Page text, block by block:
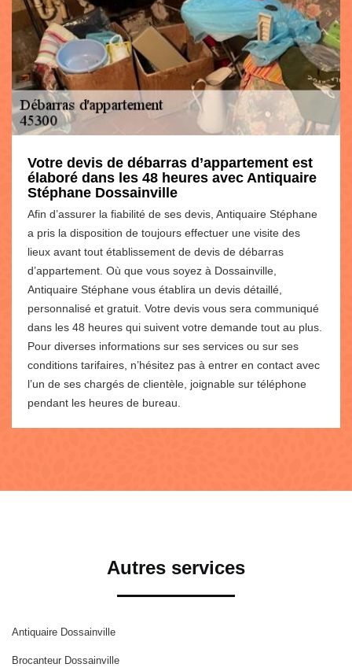
Votre devis de débarras d’appartement est
élaboré dans les 48 heures avec Antiquaire
Stéphane Dossainville
Afin d’assurer la fiabilité de ses devis, Antiquaire Stéphane
a pris la disposition de toujours effectuer une visite des
lieux avant tout établissement de devis de débarras
d’appartement. Où que vous soyez à Dossainville,
Antiquaire Stéphane vous établira un devis détaillé,
personnalisé et gratuit. Votre devis vous sera communiqué
dans les 48 heures qui suivent votre demande tout au plus.
Pour diverses informations sur ses services ou sur ses
conditions tarifaires, n’hésitez pas à entrer en contact avec
l’un de ses chargés de clientèle, joignable sur téléphone
pendant les heures de bureau.
Autres services
Antiquaire Dossainville
Brocanteur Dossainville